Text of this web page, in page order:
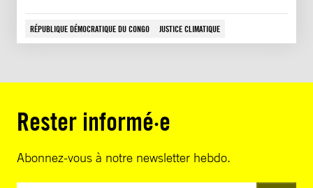
RÉPUBLIQUE DÉMOCRATIQUE DU CONGO JUSTICE CLIMATIQUE
Rester informé·e
Abonnez-vous à notre newsletter hebdo.